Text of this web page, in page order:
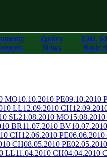
Zprávy
News
Zákl.
Basic
MO10.10.2010 PE09.10.2010
LL12.09.2010 CH
SL21.08.2010 MO
BR11.07.2010 BV
CH12.06.2010 PE06.06.2010
CH08.05.2010 PE
LL11.04.2010 CH04.04.2010